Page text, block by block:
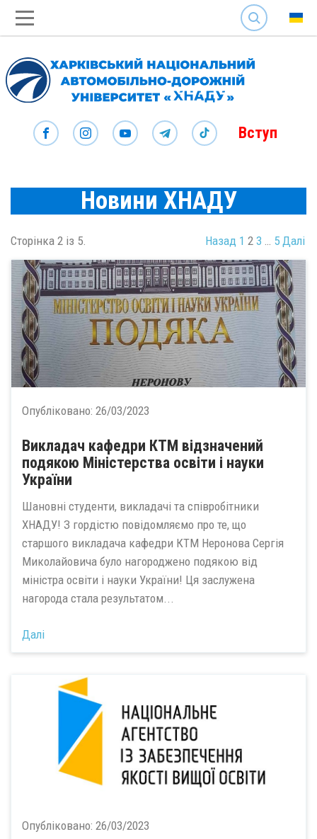
SEARCH
Вступ
Новини ХНАДУ
Сторінка 2 із 5. Назад 1 2 3 … 5 Далі
Опубліковано: 26/03/2023
Викладач кафедри КТМ відзначений
подякою Міністерства освіти і науки
України
Шановні студенти, викладачі та співробітники
ХНАДУ! З гордістю повідомляємо про те, що
старшого викладача кафедри КТМ Неронова Сергія
Миколайовича було нагороджено подякою від
міністра освіти і науки України! Ця заслужена
нагорода стала результатом...
Далі
Опубліковано: 26/03/2023